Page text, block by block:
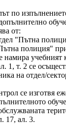
по
от:
"Пътна
полиция"
намира учебният
1, т. 2 се
на отдел/
се изготвя
17, ал. 3.